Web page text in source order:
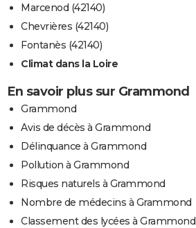
Marcenod (42140)
Chevrières (42140)
Fontanès (42140)
Climat dans la Loire
En savoir plus sur Grammond
Grammond
Avis de décès à Grammond
Délinquance à Grammond
Pollution à Grammond
Risques naturels à Grammond
Nombre de médecins à Grammond
Classement des lycées à Grammond